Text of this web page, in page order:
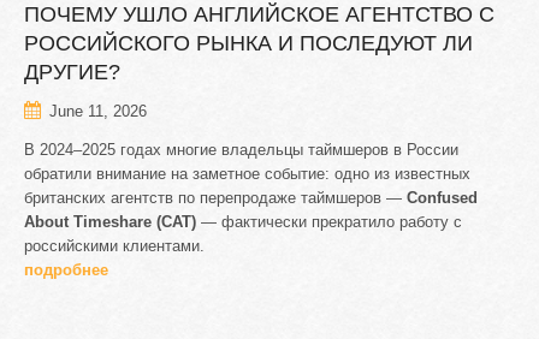
ПОЧЕМУ УШЛО АНГЛИЙСКОЕ АГЕНТСТВО С
РОССИЙСКОГО РЫНКА И ПОСЛЕДУЮТ ЛИ
ДРУГИЕ?
June 11, 2026
В 2024–2025 годах многие владельцы таймшеров в России
обратили внимание на заметное событие: одно из известных
британских агентств по перепродаже таймшеров — Confused
About Timeshare (CAT) — фактически прекратило работу с
российскими клиентами.
подробнее